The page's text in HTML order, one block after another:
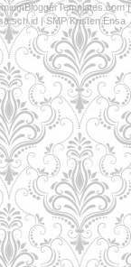
|
|SMP Kristen Ensa